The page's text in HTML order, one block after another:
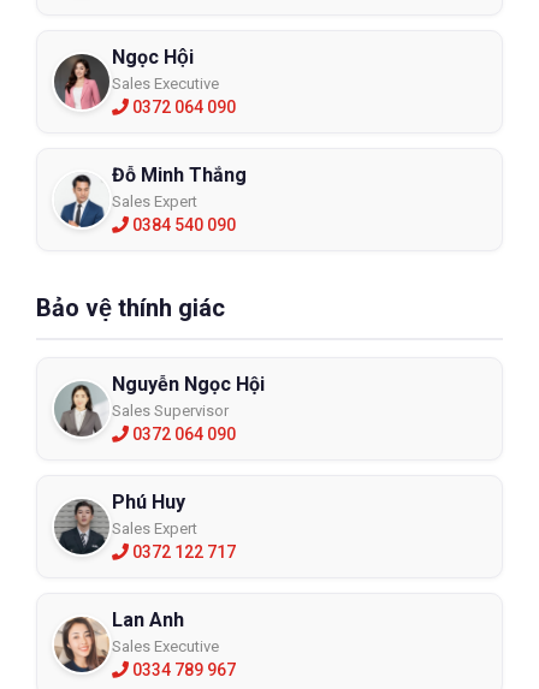
Ngọc Hội
Sales Executive
0372 064 090
Đỗ Minh Thắng
Sales Expert
0384 540 090
Bảo vệ thính giác
Nguyễn Ngọc Hội
Sales Supervisor
0372 064 090
Phú Huy
Sales Expert
0372 122 717
Lan Anh
Sales Executive
0334 789 967